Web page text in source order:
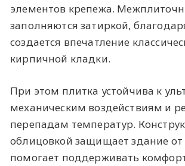
элементов крепежа.
заполняются затиркой,
создается впечатление
кирпичной кладки.
При этом плитка устойчива к
механическим воздействиям и
перепадам температур.
облицовкой защищает здание от
помогает поддерживать